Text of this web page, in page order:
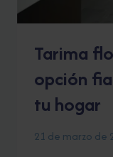
Tarima
opción
tu hogar
21 de marzo de